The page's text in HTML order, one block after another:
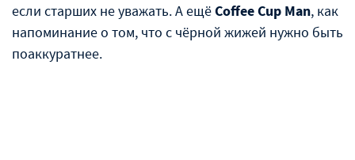
если старших не уважать. А ещёCoffee Cup Man, как
напоминание о том, что с чёрной жижей нужно быть
поаккуратнее.